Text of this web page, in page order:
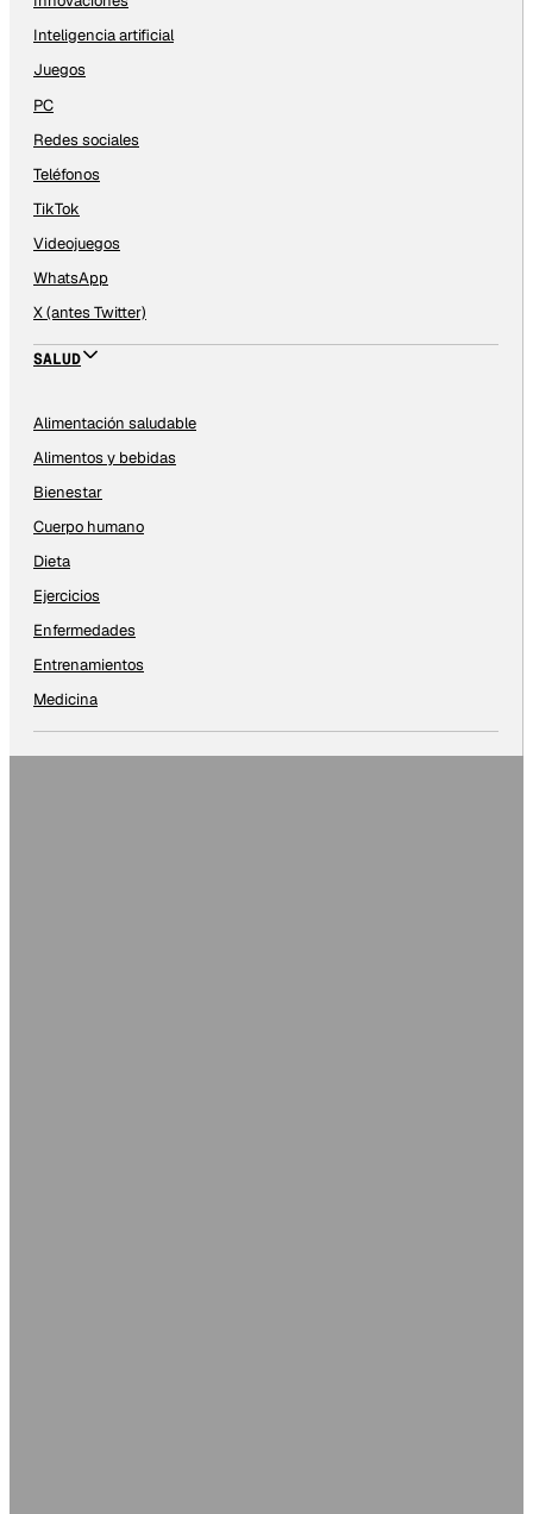
Inteligencia artificial
Juegos
PC
Redes sociales
Teléfonos
TikTok
Videojuegos
WhatsApp
X (antes Twitter)
SALUD
Alimentación saludable
Alimentos y bebidas
Bienestar
Cuerpo humano
Dieta
Ejercicios
Enfermedades
Entrenamientos
Medicina